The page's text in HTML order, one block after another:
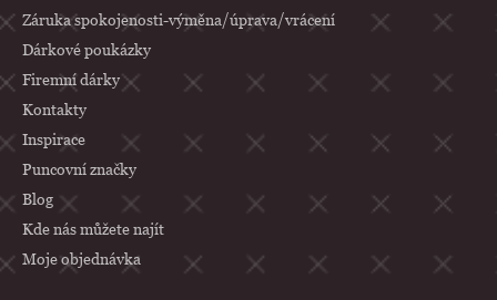
Záruka spokojenosti-výměna/úprava/vrácení
Dárkové poukázky
Firemní dárky
Kontakty
Inspirace
Puncovní značky
Blog
Kde nás můžete najít
Moje objednávka